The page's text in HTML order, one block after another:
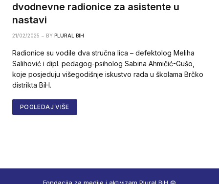
dvodnevne radionice za asistente u
nastavi
21/02/2025 BY PLURAL BIH
Radionice su vodile dva stručna lica – defektolog Meliha
Salihović i dipl. pedagog-psiholog Sabina Ahmičić-Gušo,
koje posjeduju višegodišnje iskustvo rada u školama Brčko
distrikta BiH.
POGLEDAJ VIŠE
Fondacija za medije i aktivizam Plural BiH ©